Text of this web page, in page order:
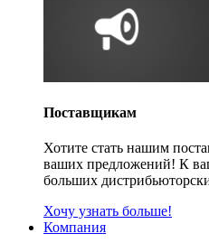
Поставщикам
Хотите стать нашим
ваших предложений! К
больших
Хочу узнать больше!
Компания